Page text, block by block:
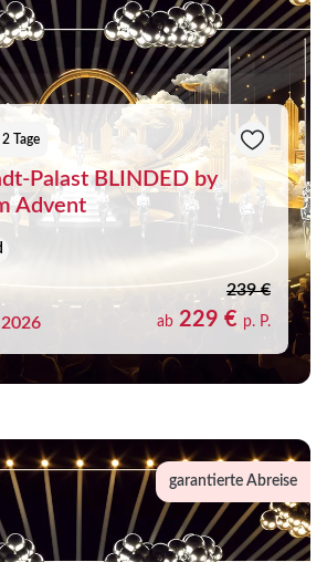
2 Tage
Palast BLINDED by
Advent
239 €
ab 229 € p. P.
garantierte Abreise